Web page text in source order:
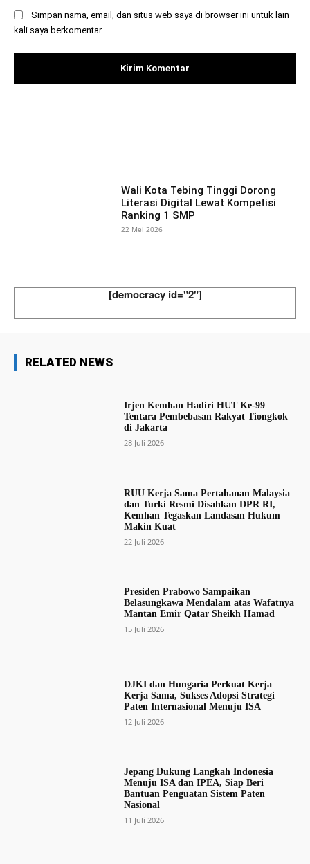
Simpan nama, email, dan situs web saya di browser ini untuk lain
kali saya berkomentar.
Wali Kota Tebing Tinggi Dorong
Literasi Digital Lewat Kompetisi
Ranking 1 SMP
22 Mei 2026
[democracy id="2"]
RELATED NEWS
Irjen Kemhan Hadiri HUT Ke-99
Tentara Pembebasan Rakyat Tiongkok
di Jakarta
28 Juli 2026
RUU Kerja Sama Pertahanan Malaysia
dan Turki Resmi Disahkan DPR RI,
Kemhan Tegaskan Landasan Hukum
Makin Kuat
22 Juli 2026
Presiden Prabowo Sampaikan
Belasungkawa Mendalam atas Wafatnya
Mantan Emir Qatar Sheikh Hamad
15 Juli 2026
DJKI dan Hungaria Perkuat Kerja
Kerja Sama, Sukses Adopsi Strategi
Paten Internasional Menuju ISA
12 Juli 2026
Jepang Dukung Langkah Indonesia
Menuju ISA dan IPEA, Siap Beri
Bantuan Penguatan Sistem Paten
Nasional
11 Juli 2026